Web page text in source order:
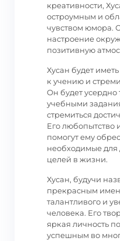
креативности,
остроумным и
чувством юмора.
настроение
позитивную
Хусан будет
к учению и
Он будет усердно
учебными
стремиться
Его любопытство
помогут ему
необходимые для
целей в жизни.
Хусан, будучи
прекрасным
талантливого и
человека. Его
яркая личность
успешным во